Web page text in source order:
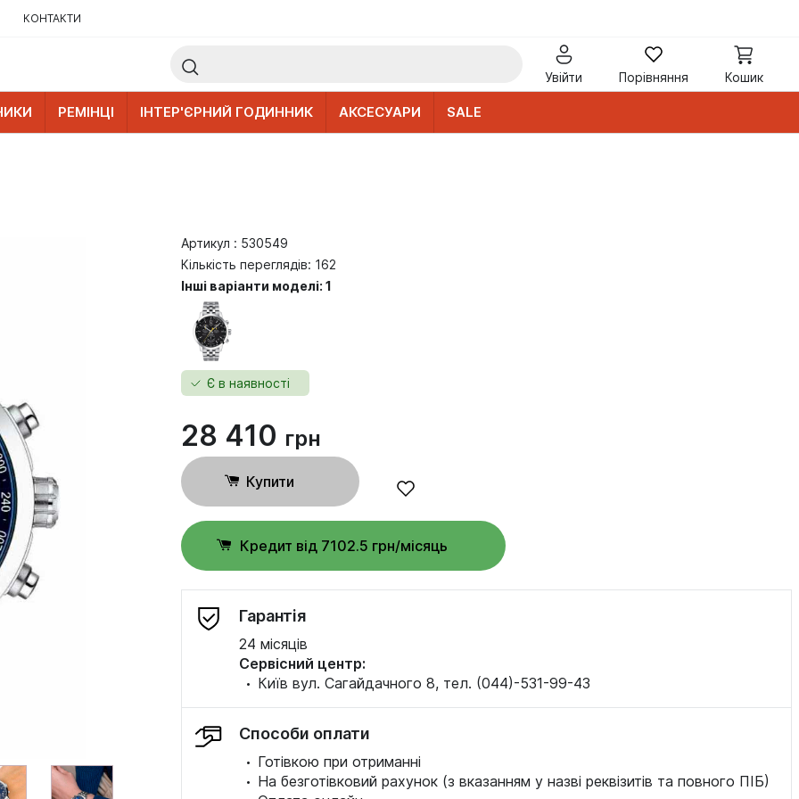
КОНТАКТИ
Увійти Порівняння Кошик
РЕМІНЦІ ІНТЕР'ЄРНИЙ ГОДИННИК АКСЕСУАРИ SALE
Артикул : 530549
Кількість переглядів: 162
Інші варіанти моделі: 1
Є в наявності
28 410 грн
Купити
Кредит від 7102.5 грн/місяць
Гарантія
24 місяців
Сервісний центр:
· Київ вул. Сагайдачного 8, тел. (044)-531-99-43
Способи оплати
· Готівкою при отриманні
· На безготівковий рахунок (з вказанням у назві реквізитів та повного ПІБ)